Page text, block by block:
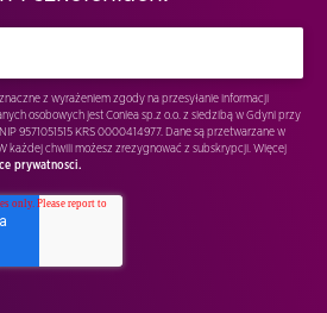
z wyrażeniem zgody na przesyłanie informacji
osobowych jest Conlea sp.z o.o. z siedzibą w Gdyni przy
9571051515 KRS 0000414977. Dane są przetwarzane w
każdej chwili możesz zrezygnować z subskrypcji. Więcej
prywatnosci.